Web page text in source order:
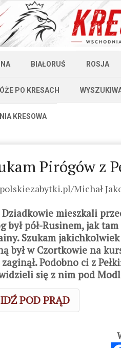
BIAŁORUŚ ROSJA
PO KRESACH
KRESOWA
Pirógów z
Michał
mieszkali
był pół-Rusinem, jak
Szukam
był w Czortkowie na
Podobno ci z
się z nim pod
POD PRĄD